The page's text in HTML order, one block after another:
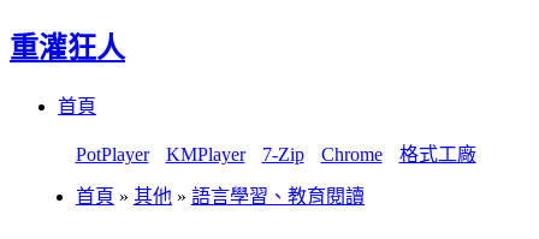
重灌狂人
首頁
PotPlayer KMPlayer 7-Zip Chrome 格式工廠
首頁 » 其他 » 語言學習、教育閱讀